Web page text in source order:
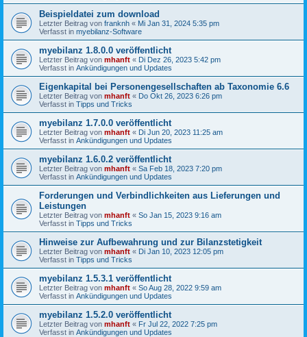
Beispieldatei zum download
Letzter Beitrag von franknh « Mi Jan 31, 2024 5:35 pm
Verfasst in myebilanz-Software
myebilanz 1.8.0.0 veröffentlicht
Letzter Beitrag von mhanft « Di Dez 26, 2023 5:42 pm
Verfasst in Ankündigungen und Updates
Eigenkapital bei Personengesellschaften ab Taxonomie 6.6
Letzter Beitrag von mhanft « Do Okt 26, 2023 6:26 pm
Verfasst in Tipps und Tricks
myebilanz 1.7.0.0 veröffentlicht
Letzter Beitrag von mhanft « Di Jun 20, 2023 11:25 am
Verfasst in Ankündigungen und Updates
myebilanz 1.6.0.2 veröffentlicht
Letzter Beitrag von mhanft « Sa Feb 18, 2023 7:20 pm
Verfasst in Ankündigungen und Updates
Forderungen und Verbindlichkeiten aus Lieferungen und
Leistungen
Letzter Beitrag von mhanft « So Jan 15, 2023 9:16 am
Verfasst in Tipps und Tricks
Hinweise zur Aufbewahrung und zur Bilanzstetigkeit
Letzter Beitrag von mhanft « Di Jan 10, 2023 12:05 pm
Verfasst in Tipps und Tricks
myebilanz 1.5.3.1 veröffentlicht
Letzter Beitrag von mhanft « So Aug 28, 2022 9:59 am
Verfasst in Ankündigungen und Updates
myebilanz 1.5.2.0 veröffentlicht
Letzter Beitrag von mhanft « Fr Jul 22, 2022 7:25 pm
Verfasst in Ankündigungen und Updates